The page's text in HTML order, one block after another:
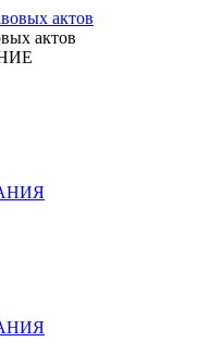
актов